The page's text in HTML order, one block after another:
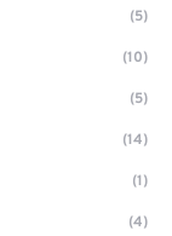
(5)
(10)
(5)
(14)
(1)
(4)